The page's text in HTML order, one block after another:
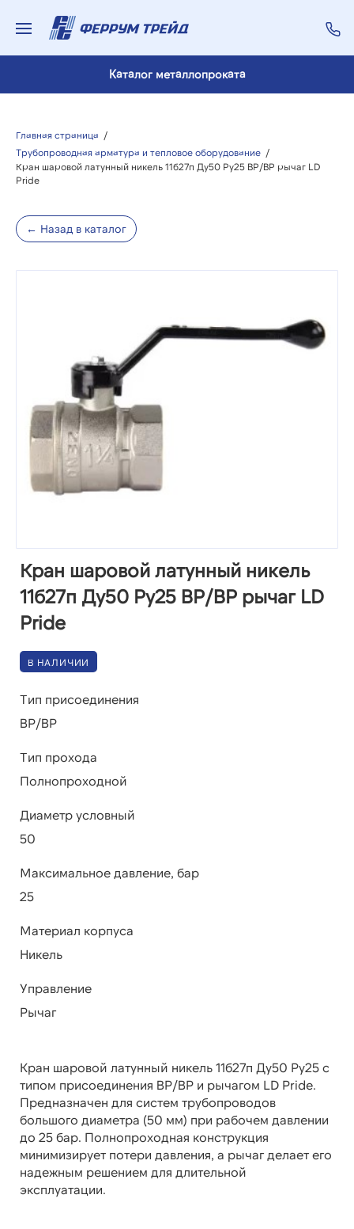
Каталог металлопроката
Главная страница /
Трубопроводная арматура и тепловое оборудование /
Кран шаровой латунный никель 11б27п Ду50 Ру25 ВР/ВР рычаг LD
Pride
← Назад в каталог
Кран шаровой латунный никель
11б27п Ду50 Ру25 ВР/ВР рычаг LD
Pride
В НАЛИЧИИ
Тип присоединения
ВР/ВР
Тип прохода
Полнопроходной
Диаметр условный
50
Максимальное давление, бар
25
Материал корпуса
Никель
Управление
Рычаг
Кран шаровой латунный никель 11б27п Ду50 Ру25 с
типом присоединения ВР/ВР и рычагом LD Pride.
Предназначен для систем трубопроводов
большого диаметра (50 мм) при рабочем давлении
до 25 бар. Полнопроходная конструкция
минимизирует потери давления, а рычаг делает его
надежным решением для длительной
эксплуатации.